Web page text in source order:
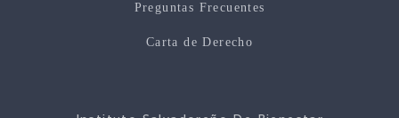
Preguntas Frecuentes
Carta de Derecho